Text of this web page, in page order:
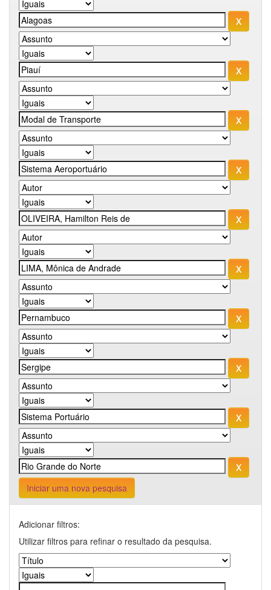
Iniciar uma nova pesquisa
Adicionar filtros:
Utilizar filtros para refinar o resultado da pesquisa.